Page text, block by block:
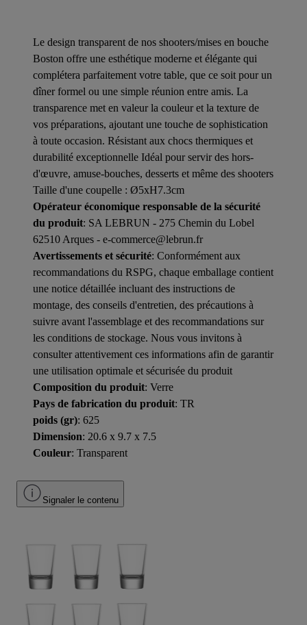
Le design transparent de nos shooters/mises en bouche
Boston offre une esthétique moderne et élégante qui
complétera parfaitement votre table, que ce soit pour un
dîner formel ou une simple réunion entre amis. La
transparence met en valeur la couleur et la texture de
vos préparations, ajoutant une touche de sophistication
à toute occasion. Résistant aux chocs thermiques et
durabilité exceptionnelle Idéal pour servir des hors-
d'œuvre, amuse-bouches, desserts et même des shooters
Taille d'une coupelle : Ø5xH7.3cm
Opérateur économique responsable de la sécurité
du produit: SA LEBRUN - 275 Chemin du Lobel
62510 Arques - e-commerce@lebrun.fr
Avertissements et sécurité: Conformément aux
recommandations du RSPG, chaque emballage contient
une notice détaillée incluant des instructions de
montage, des conseils d'entretien, des précautions à
suivre avant l'assemblage et des recommandations sur
les conditions de stockage. Nous vous invitons à
consulter attentivement ces informations afin de garantir
une utilisation optimale et sécurisée du produit
Composition du produit: Verre
Pays de fabrication du produit: TR
poids (gr): 625
Dimension: 20.6 x 9.7 x 7.5
Couleur: Transparent
Signaler le contenu